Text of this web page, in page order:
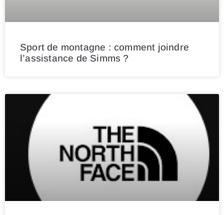
Sport de montagne : comment joindre
l’assistance de Simms ?